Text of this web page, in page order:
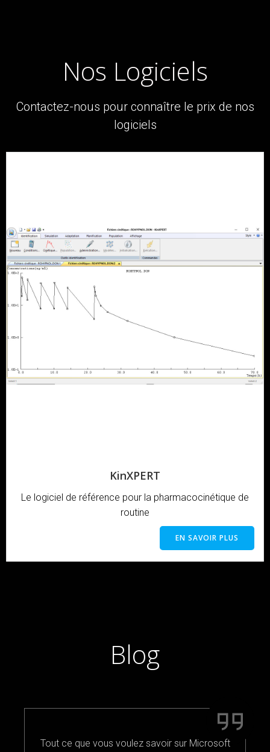
Nos Logiciels
Contactez-nous pour connaître le prix de nos
logiciels
KinXPERT
Le logiciel de référence pour la pharmacocinétique de
routine
EN SAVOIR PLUS
Blog
Tout ce que vous voulez savoir sur Microsoft